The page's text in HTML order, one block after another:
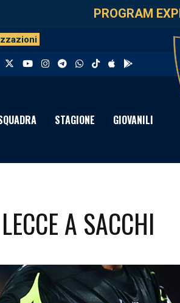
PROGRAM
STAGIONE GIOVANILI
A SACCHI